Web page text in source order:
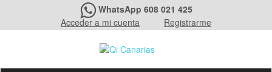
WhatsApp 608 021 425
Acceder a mi cuenta
Registrarme